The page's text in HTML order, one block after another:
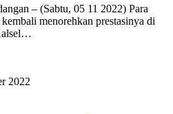
– (Sabtu, 05 11 2022) Para
menorehkan prestasinya di
2022